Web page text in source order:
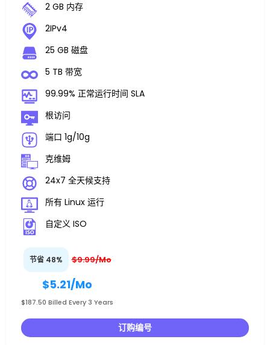
2 GB 内存
2IPv4
25 GB 磁盘
5 TB 带宽
99.99% 正常运行时间 SLA
根访问
端口 1g/10g
克维姆
24x7 全天候支持
所有 Linux 运行
自定义 ISO
节省 48% $9.99/Mo
$5.21/Mo
$187.50 Billed Every 3 Years
订购编号